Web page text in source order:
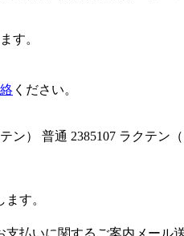
す。
ください。
ン） 普通 2385107 ラクテン
す。
払いに関するご案内メール